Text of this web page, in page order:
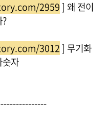
2959] 왜 전이
3012] 무기화
숫자